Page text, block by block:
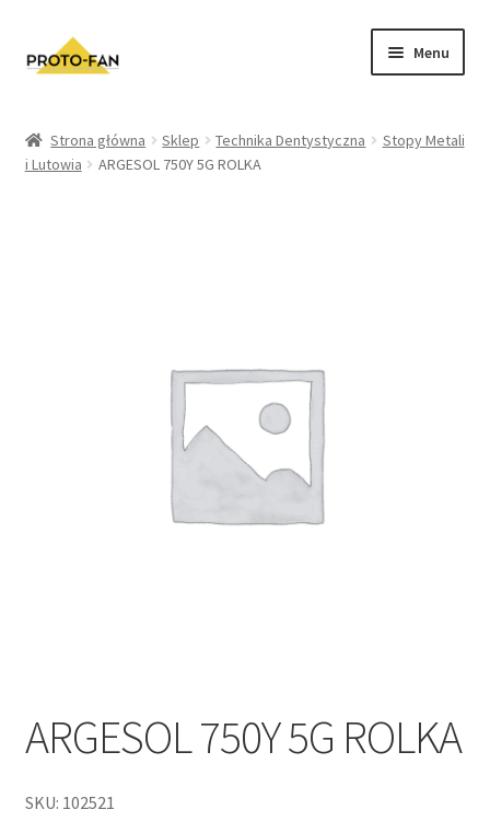
Menu
Kursy Stomatologiczne
Strona główna Sklep Technika Dentystyczna
Stopy Metali
i Lutowia
ARGESOL 750Y 5G ROLKA
ARGESOL 750Y 5G ROLKA
SKU: 102521